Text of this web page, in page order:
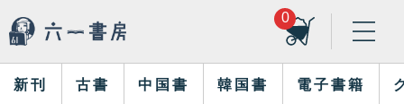
0
新刊 古書 中国書 韓国書 電子書籍